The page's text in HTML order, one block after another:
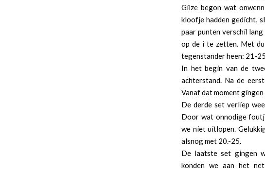
Gilze begon wat
kloofje hadden gedicht,
paar punten verschil
op de i te zetten. Met
tegenstander heen: 21-
In het begin van de
achterstand. Na de
Vanaf dat moment
De derde set verliep
Door wat onnodige
we niet uitlopen.
alsnog met 20.-25.
De laatste set gingen
konden we aan het